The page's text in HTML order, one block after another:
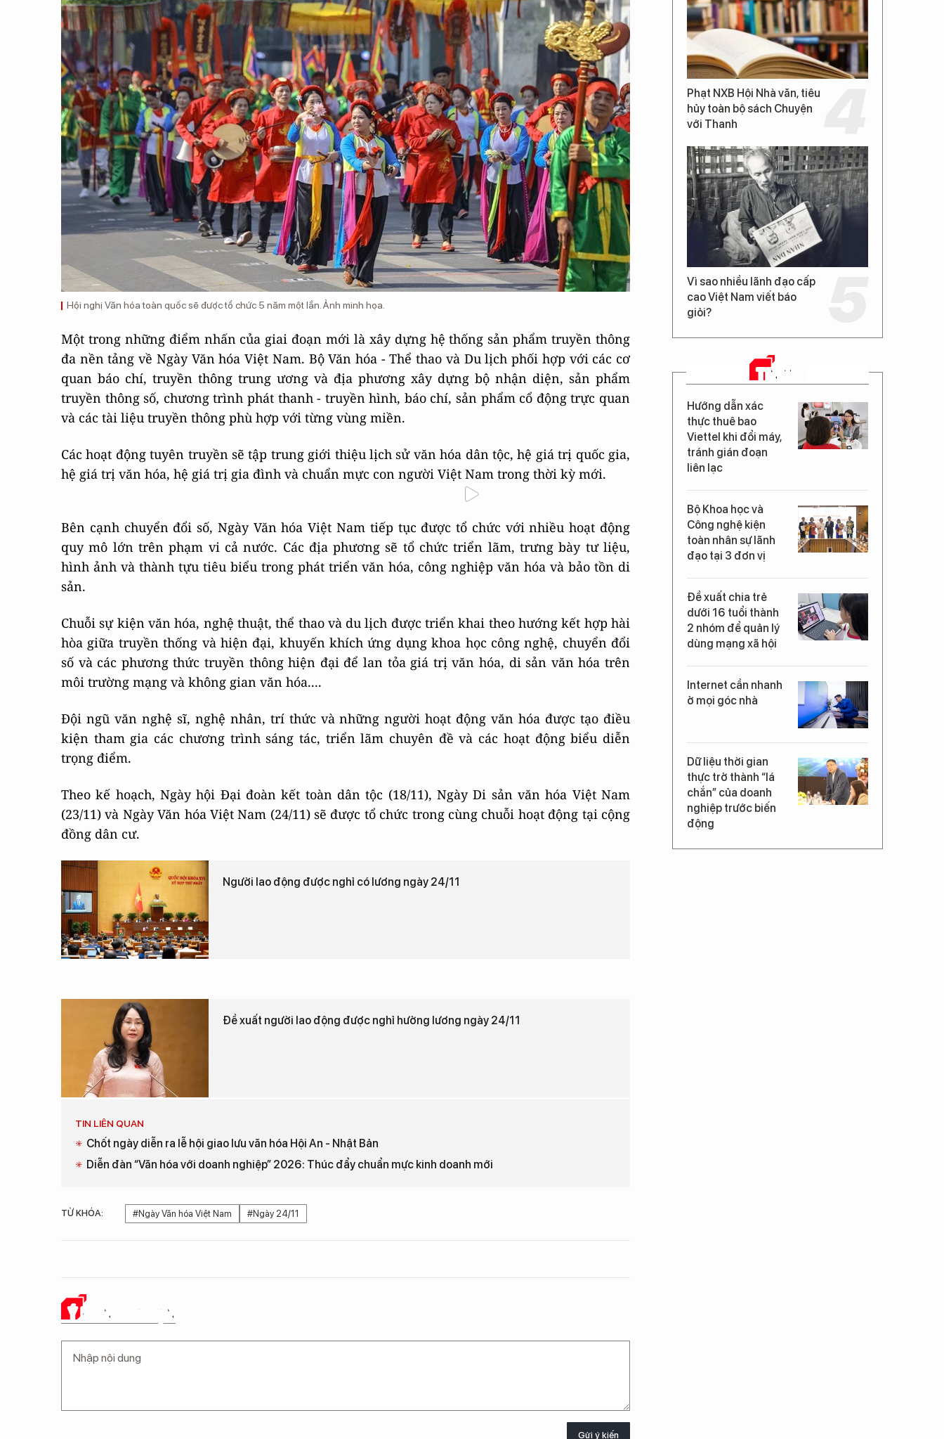
Hội nghị Văn hóa toàn quốc sẽ được tổ chức 5 năm một lần. Ảnh minh họa.
Một trong những điểm nhấn của giai đoạn mới là xây dựng hệ thống sản phẩm truyền thông
đa nền tảng về Ngày Văn hóa Việt Nam. Bộ Văn hóa - Thể thao và Du lịch phối hợp với các cơ
quan báo chí, truyền thông trung ương và địa phương xây dựng bộ nhận diện, sản phẩm
truyền thông số, chương trình phát thanh - truyền hình, báo chí, sản phẩm cổ động trực quan
và các tài liệu truyền thông phù hợp với từng vùng miền.
Các hoạt động tuyên truyền sẽ tập trung giới thiệu lịch sử văn hóa dân tộc, hệ giá trị quốc gia,
hệ giá trị văn hóa, hệ giá trị gia đình và chuẩn mực con người Việt Nam trong thời kỳ mới.
Bên cạnh chuyển đổi số, Ngày Văn hóa Việt Nam tiếp tục được tổ chức với nhiều hoạt động
quy mô lớn trên phạm vi cả nước. Các địa phương sẽ tổ chức triển lãm, trưng bày tư liệu,
hình ảnh và thành tựu tiêu biểu trong phát triển văn hóa, công nghiệp văn hóa và bảo tồn di
sản.
Chuỗi sự kiện văn hóa, nghệ thuật, thể thao và du lịch được triển khai theo hướng kết hợp hài
hòa giữa truyền thống và hiện đại, khuyến khích ứng dụng khoa học công nghệ, chuyển đổi
số và các phương thức truyền thông hiện đại để lan tỏa giá trị văn hóa, di sản văn hóa trên
môi trường mạng và không gian văn hóa....
Đội ngũ văn nghệ sĩ, nghệ nhân, trí thức và những người hoạt động văn hóa được tạo điều
kiện tham gia các chương trình sáng tác, triển lãm chuyên đề và các hoạt động biểu diễn
trọng điểm.
Theo kế hoạch, Ngày hội Đại đoàn kết toàn dân tộc (18/11), Ngày Di sản văn hóa Việt Nam
(23/11) và Ngày Văn hóa Việt Nam (24/11) sẽ được tổ chức trong cùng chuỗi hoạt động tại cộng
đồng dân cư.
Người lao động được nghỉ có lương ngày 24/11
Đề xuất người lao động được nghỉ hưởng lương ngày 24/11
TIN LIÊN QUAN
Chốt ngày diễn ra lễ hội giao lưu văn hóa Hội An - Nhật Bản
Diễn đàn “Văn hóa với doanh nghiệp” 2026: Thúc đẩy chuẩn mực kinh doanh mới
TỪ KHÓA: #Ngày Văn hóa Việt Nam #Ngày 24/11
Ý KIẾN CỦA BẠN
Gửi ý kiến
Phạt NXB Hội Nhà văn, tiêu
hủy toàn bộ sách Chuyện
với Thanh
Vì sao nhiều lãnh đạo cấp
cao Việt Nam viết báo
giỏi?
TIN MỚI
Hướng dẫn xác
thực thuê bao
Viettel khi đổi máy,
tránh gián đoạn
liên lạc
Bộ Khoa học và
Công nghệ kiện
toàn nhân sự lãnh
đạo tại 3 đơn vị
Đề xuất chia trẻ
dưới 16 tuổi thành
2 nhóm để quản lý
dùng mạng xã hội
Internet cần nhanh
ở mọi góc nhà
Dữ liệu thời gian
thực trở thành “lá
chắn” của doanh
nghiệp trước biến
động